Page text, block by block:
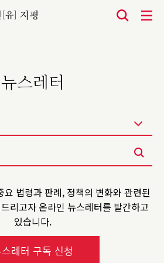
뉴스레터
요 법령과 판례, 정책의 변화와 관련된
리고자 온라인 뉴스레터를 발간하고
있습니다.
레터 구독 신청